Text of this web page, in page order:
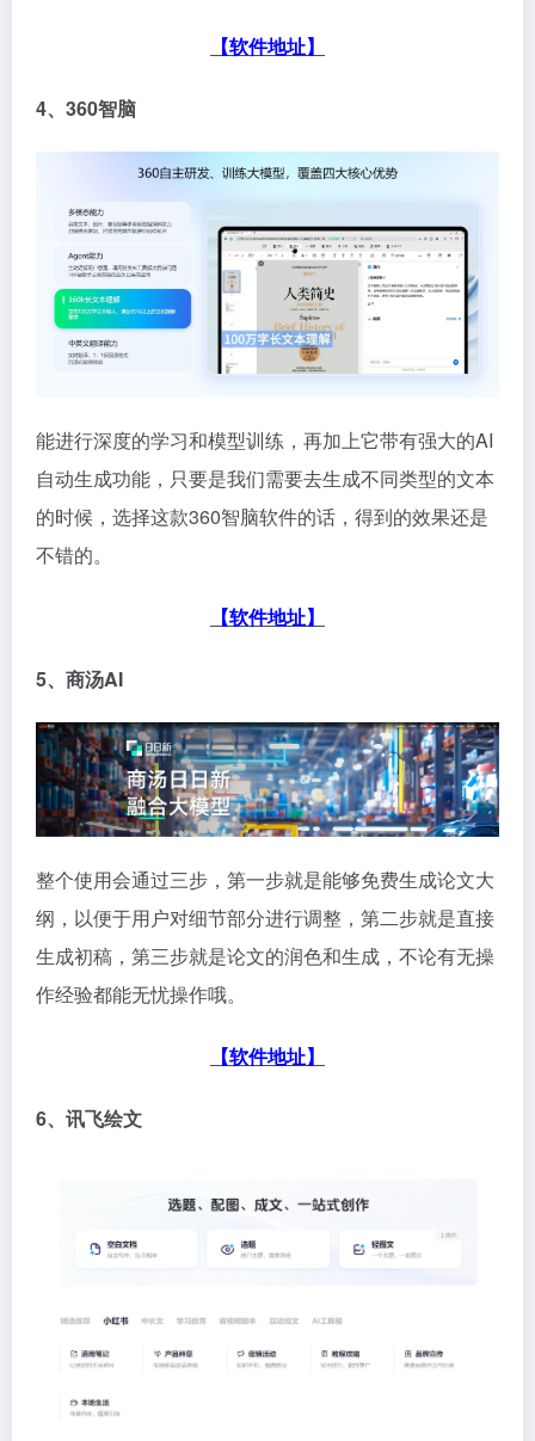
【软件地址】
4、360智脑
能进行深度的学习和模型训练，再加上它带有强大的AI
自动生成功能，只要是我们需要去生成不同类型的文本
的时候，选择这款360智脑软件的话，得到的效果还是
不错的。
【软件地址】
5、商汤AI
整个使用会通过三步，第一步就是能够免费生成论文大
纲，以便于用户对细节部分进行调整，第二步就是直接
生成初稿，第三步就是论文的润色和生成，不论有无操
作经验都能无忧操作哦。
【软件地址】
6、讯飞绘文